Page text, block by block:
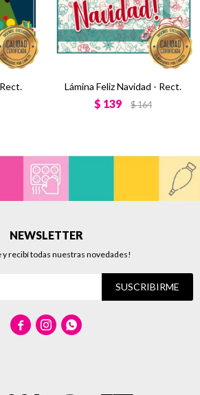
Lámina Feliz Navidad - Rect.
$ 139 $164
NEWSLETTER
y recibí todas nuestras novedades!
SUSCRIBIRME
  